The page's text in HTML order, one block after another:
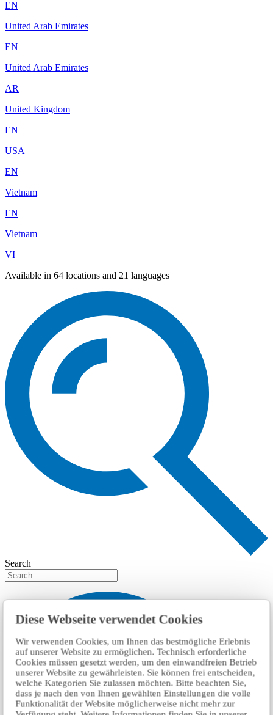
Diese Webseite verwendet Cookies
Wir verwenden Cookies, um Ihnen das bestmögliche Erlebnis
auf unserer Website zu ermöglichen. Technisch erforderliche
Cookies müssen gesetzt werden, um den einwandfreien Betrieb
unserer Website zu gewährleisten. Sie können frei entscheiden,
welche Kategorien Sie zulassen möchten. Bitte beachten Sie,
dass je nach den von Ihnen gewählten Einstellungen die volle
Funktionalität der Website möglicherweise nicht mehr zur
EN
United Arab Emirates
EN
United Arab Emirates
AR
United Kingdom
EN
USA
EN
Vietnam
EN
Vietnam
VI
Available in 64 locations and 21 languages
Search